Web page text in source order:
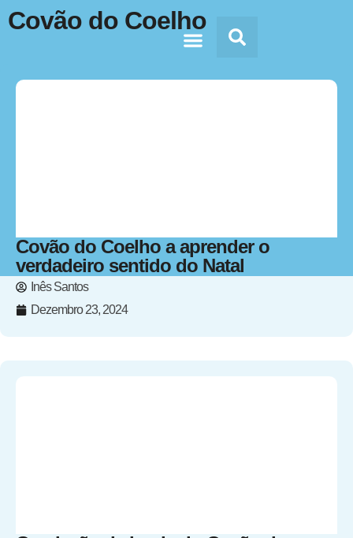
Covão do Coelho
Covão do Coelho a aprender o
verdadeiro sentido do Natal
Inês Santos
Dezembro 23, 2024